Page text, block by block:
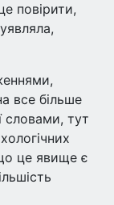
повірити,
все більше
словами, тут
це явище є